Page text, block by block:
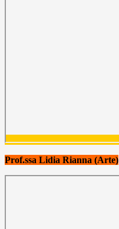
Prof.ssa Lidia Rianna (Arte)